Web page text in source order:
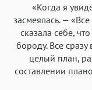
«Когда я
засмеялась. —
сказала себе,
бороду. Все сразу
целый план,
составлении